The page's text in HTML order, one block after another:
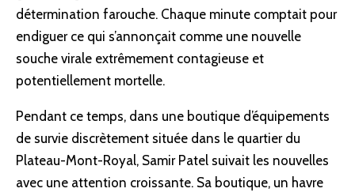
détermination farouche. Chaque minute comptait pour
endiguer ce qui s’annonçait comme une nouvelle
souche virale extrêmement contagieuse et
potentiellement mortelle.
Pendant ce temps, dans une boutique d’équipements
de survie discrètement située dans le quartier du
Plateau-Mont-Royal, Samir Patel suivait les nouvelles
avec une attention croissante. Sa boutique, un havre